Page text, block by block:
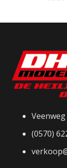
(0570)